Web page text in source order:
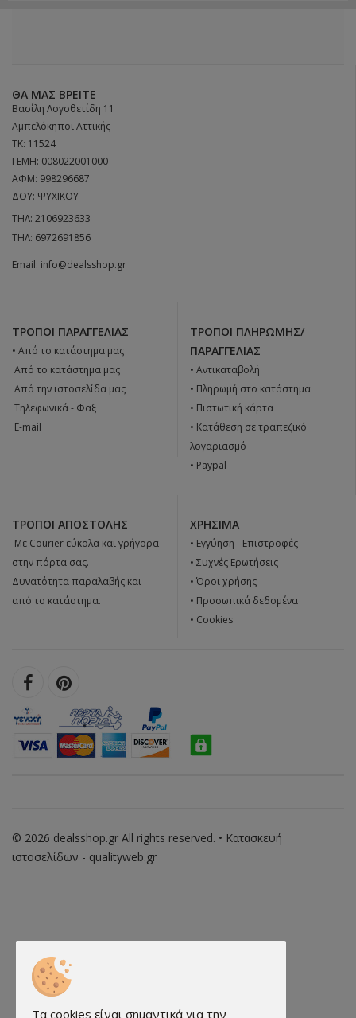
ΘΑ ΜΑΣ ΒΡΕΊΤΕ
Βασίλη Λογοθετίδη 11
Αμπελόκηποι Αττικής
ΤΚ: 11524
ΓΕΜΗ: 008022001000
ΑΦΜ: 998296687
ΔΟΥ: ΨΥΧΙΚΟΥ
ΤΗΛ: 2106923633
ΤΗΛ: 6972691856
Email: info@dealsshop.gr
ΤΡΌΠΟΙ ΠΑΡΑΓΓΕΛΊΑΣ
• Από το κατάστημα μας
 Από το κατάστημα μας
 Από την ιστοσελίδα μας
 Tηλεφωνικά - Φαξ
 E-mail
ΤΡΌΠΟΙ ΠΛΗΡΩΜΉΣ/
ΠΑΡΑΓΓΕΛΊΑΣ
• Αντικαταβολή
• Πληρωμή στο κατάστημα
• Πιστωτική κάρτα
• Κατάθεση σε τραπεζικό
λογαριασμό
• Paypal
ΤΡΌΠΟΙ ΑΠΟΣΤΟΛΉΣ
 Με Courier εύκολα και γρήγορα
στην πόρτα σας.
Δυνατότητα παραλαβής και
από το κατάστημα.
ΧΡΉΣΙΜΑ
• Εγγύηση - Επιστροφές
• Συχνές Ερωτήσεις
• Όροι χρήσης
• Προσωπικά δεδομένα
• Cookies
© 2026 dealsshop.gr All rights reserved. • Κατασκευή
ιστοσελίδων - qualityweb.gr
Τα cookies είναι σημαντικά για την